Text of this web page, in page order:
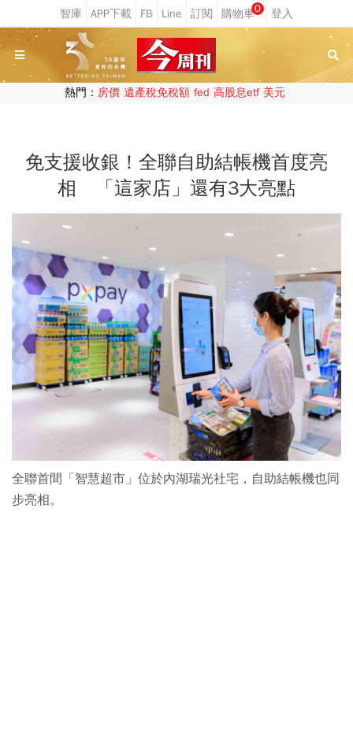
0
熱門： 房價 遺產稅免稅額 fed 高股息etf 美元
免支援收銀！全聯自助結帳機首度亮
相 「這家店」還有3大亮點
全聯首間「智慧超市」位於內湖瑞光社宅，自助結帳機也同
步亮相。